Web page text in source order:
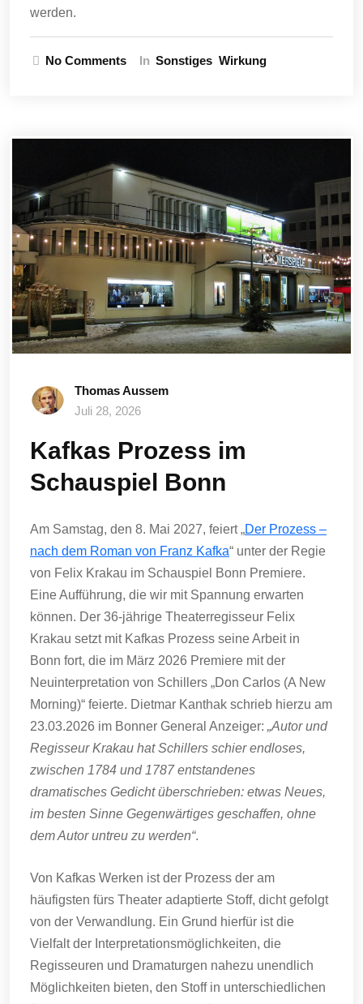
werden.
No Comments In Sonstiges Wirkung
Thomas Aussem
Juli 28, 2026
Kafkas Prozess im
Schauspiel Bonn
Am Samstag, den 8. Mai 2027, feiert „Der Prozess –
nach dem Roman von Franz Kafka“ unter der Regie
von Felix Krakau im Schauspiel Bonn Premiere.
Eine Aufführung, die wir mit Spannung erwarten
können. Der 36-jährige Theaterregisseur Felix
Krakau setzt mit Kafkas Prozess seine Arbeit in
Bonn fort, die im März 2026 Premiere mit der
Neuinterpretation von Schillers „Don Carlos (A New
Morning)“ feierte. Dietmar Kanthak schrieb hierzu am
23.03.2026 im Bonner General Anzeiger: „Autor und
Regisseur Krakau hat Schillers schier endloses,
zwischen 1784 und 1787 entstandenes
dramatisches Gedicht überschrieben: etwas Neues,
im besten Sinne Gegenwärtiges geschaffen, ohne
dem Autor untreu zu werden“.
Von Kafkas Werken ist der Prozess der am
häufigsten fürs Theater adaptierte Stoff, dicht gefolgt
von der Verwandlung. Ein Grund hierfür ist die
Vielfalt der Interpretationsmöglichkeiten, die
Regisseuren und Dramaturgen nahezu unendlich
Möglichkeiten bieten, den Stoff in unterschiedlichen